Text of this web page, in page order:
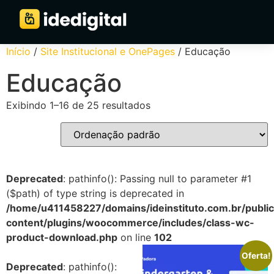
Início / Site Institucional e OnePages / Educação
Educação
Exibindo 1–16 de 25 resultados
Deprecated: pathinfo(): Passing null to parameter #1
($path) of type string is deprecated in
/home/u411458227/domains/ideinstituto.com.br/
content/plugins/woocommerce/includes/class-wc-
product-download.php on line 102
Oferta!
Deprecated: pathinfo():